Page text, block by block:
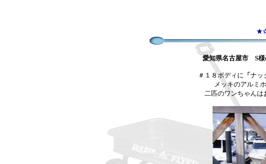
愛知県名古屋市 S
＃１８ボディに 「 ナッ
メッキのアルミ
二匹のワンちゃんは